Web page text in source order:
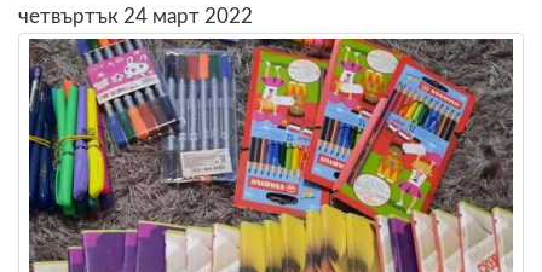
четвъртък 24 март 2022